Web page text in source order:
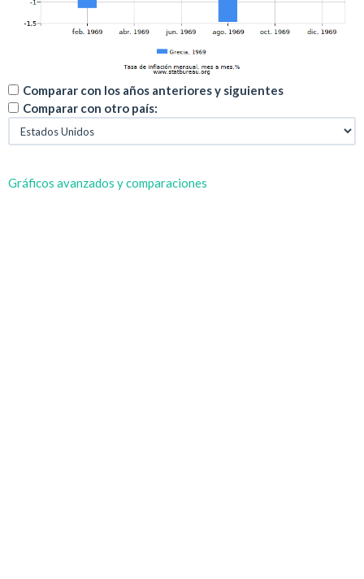
Comparar con los años anteriores y siguientes
Comparar con otro país:
Gráficos avanzados y comparaciones